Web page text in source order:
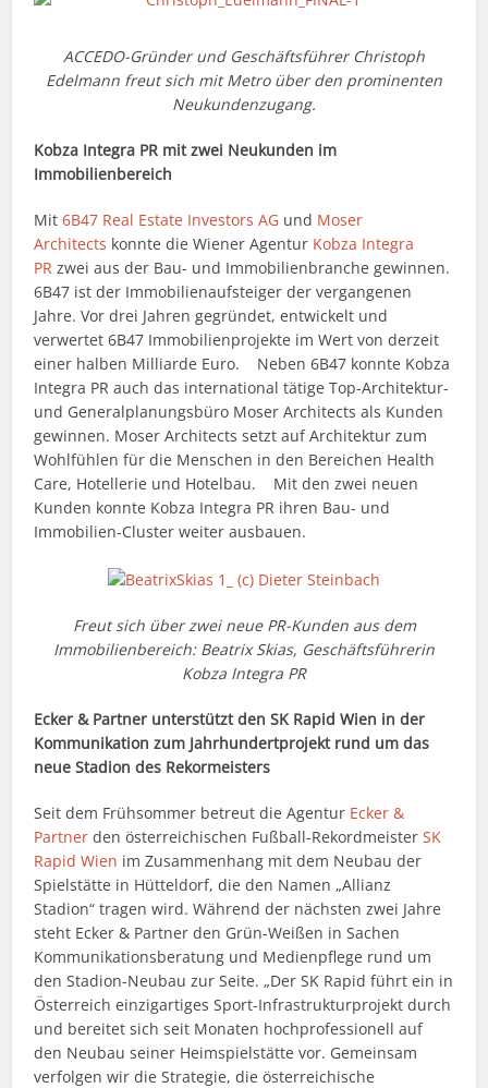
ACCEDO-Gründer und Geschäftsführer Christoph
Edelmann freut sich mit Metro über den prominenten
Neukundenzugang.
Kobza Integra PR mit zwei Neukunden im
Immobilienbereich
Mit6B47 Real Estate Investors AG und Moser
Architects konnte die Wiener Agentur Kobza Integra
PR zwei aus der Bau- und Immobilienbranche gewinnen.
6B47 ist der Immobilienaufsteiger der vergangenen
Jahre. Vor drei Jahren gegründet, entwickelt und
verwertet 6B47 Immobilienprojekte im Wert von derzeit
einer halben Milliarde Euro. Neben 6B47 konnte Kobza
Integra PR auch das international tätige Top-Architektur-
und Generalplanungsbüro Moser Architects als Kunden
gewinnen. Moser Architects setzt auf Architektur zum
Wohlfühlen für die Menschen in den Bereichen Health
Care, Hotellerie und Hotelbau. Mit den zwei neuen
Kunden konnte Kobza Integra PR ihren Bau- und
Immobilien-Cluster weiter ausbauen.
Freut sich über zwei neue PR-Kunden aus dem
Immobilienbereich: Beatrix Skias, Geschäftsführerin
Kobza Integra PR
Ecker & Partner unterstützt den SK Rapid Wien in der
Kommunikation zum Jahrhundertprojekt rund um das
neue Stadion des Rekormeisters
Seit dem Frühsommer betreut die Agentur Ecker &
Partner den österreichischen Fußball-RekordmeisterSK
Rapid Wien im Zusammenhang mit dem Neubau der
Spielstätte in Hütteldorf, die den Namen „Allianz
Stadion“ tragen wird. Während der nächsten zwei Jahre
steht Ecker & Partner den Grün-Weißen in Sachen
Kommunikationsberatung und Medienpflege rund um
den Stadion-Neubau zur Seite. „Der SK Rapid führt ein in
Österreich einzigartiges Sport-Infrastrukturprojekt durch
und bereitet sich seit Monaten hochprofessionell auf
den Neubau seiner Heimspielstätte vor. Gemeinsam
verfolgen wir die Strategie, die österreichische